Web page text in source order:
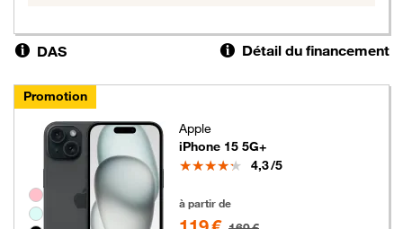
DAS Détail du financement
Promotion
Groupe de couleurs disponibles non sélectionnables
Apple
iPhone 15 5G+
Note
4,3/5
à partir de